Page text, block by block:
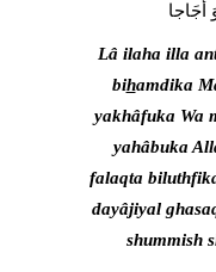
أُجَاجا
Lâ ilaha illa
bihamdika
yakhâfuka Wa
yahâbuka
falaqta
dayâjiyal
shummish